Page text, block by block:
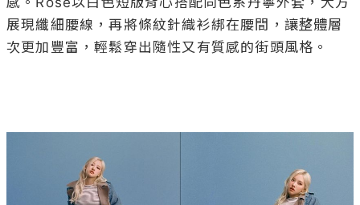
展現纖細腰線，再將條紋針織衫綁在腰間，讓整體層
次更加豐富，輕鬆穿出隨性又有質感的街頭風格。